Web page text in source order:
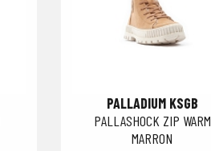
PALLADIUM KSGB
PALLASHOCK ZIP WARM
MARRON